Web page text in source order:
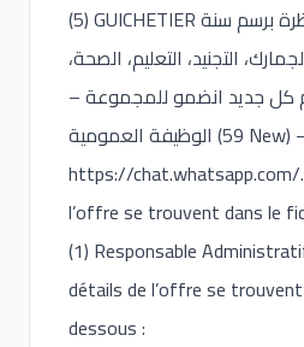
(5) GUICHETIER أهم المباريات المنتظرة برسم سنة
الجمارك، التجنيد، التعليم، الصحة،
كل جديد انضمو للمجموعة –
https://chat.whatsapp.com/
l’offre se trouvent dans le
(1) Responsable
détails de l’offre se
dessous :